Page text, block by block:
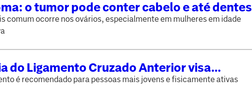
o tumor pode conter cabelo e até dentes
comum ocorre nos ovários, especialmente em mulheres em idade
do Ligamento Cruzado Anterior visa
o joelho
é recomendado para pessoas mais jovens e fisicamente ativas